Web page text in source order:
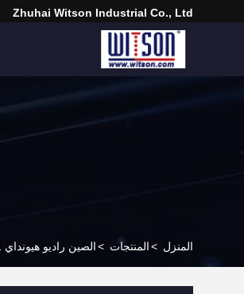
Zhuhai Witson Industrial Co., Ltd
المنزل >المنتجات >الصين راديو هيونداي H1